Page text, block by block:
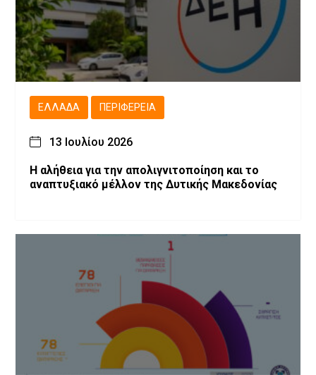
ΕΛΛΆΔΑ ΠΕΡΙΦΈΡΕΙΑ
13 Ιουλίου 2026
Η αλήθεια για την απολιγνιτοποίηση και το
αναπτυξιακό μέλλον της Δυτικής Μακεδονίας